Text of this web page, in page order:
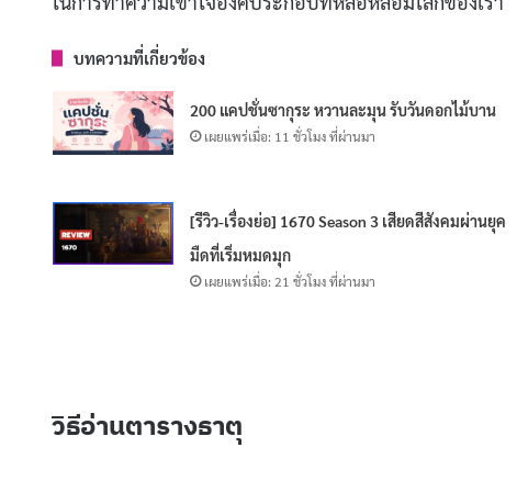
บทความที่เกี่ยวข้อง
200 แคปชั่นซากุระ หวานละมุน รับวันดอกไม้บาน
เผยแพร่เมื่อ: 11 ชั่วโมง ที่ผ่านมา
[รีวิว-เรื่องย่อ] 1670 Season 3 เสียดสีสังคมผ่านยุค
มืดที่เริ่มหมดมุก
เผยแพร่เมื่อ: 21 ชั่วโมง ที่ผ่านมา
วิธีอ่านตารางธาตุ